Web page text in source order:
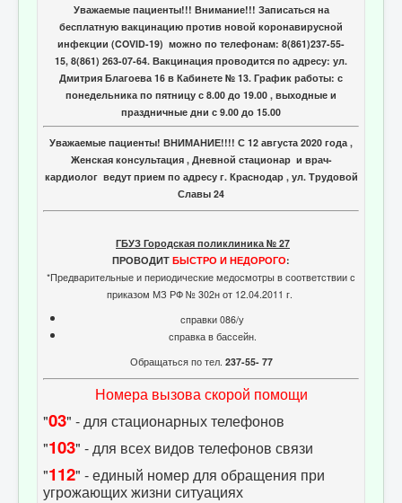
Контакты
Женская консультация
Бессмертный полк
Уважаемые пациенты!!! Внимание!!! Записаться на
бесплатную вакцинацию против новой коронавирусной
инфекции (COVID-19) можно по телефонам: 8(861)237-55-
15, 8(861) 263-07-64. Вакцинация проводится по адресу: ул.
Дмитрия Благоева 16 в Кабинете № 13. График работы: с
понедельника по пятницу с 8.00 до 19.00 , выходные и
праздничные дни с 9.00 до 15.00
Уважаемые пациенты! ВНИМАНИЕ!!!! С 12 августа 2020 года ,
Женская консультация , Дневной стационар и врач-
кардиолог ведут прием по адресу г. Краснодар , ул. Трудовой
Славы 24
ГБУЗ Городская поликлиника № 27
ПРОВОДИТ БЫСТРО И НЕДОРОГО:
*Предварительные и периодические медосмотры в соответствии с
приказом МЗ РФ № 302н от 12.04.2011 г.
справки 086/у
справка в бассейн.
Обращаться по тел. 237-55- 77
Номера вызова скорой помощи
"03" - для стационарных телефонов
"103" - для всех видов телефонов связи
"112" - единый номер для обращения при
угрожающих жизни ситуациях